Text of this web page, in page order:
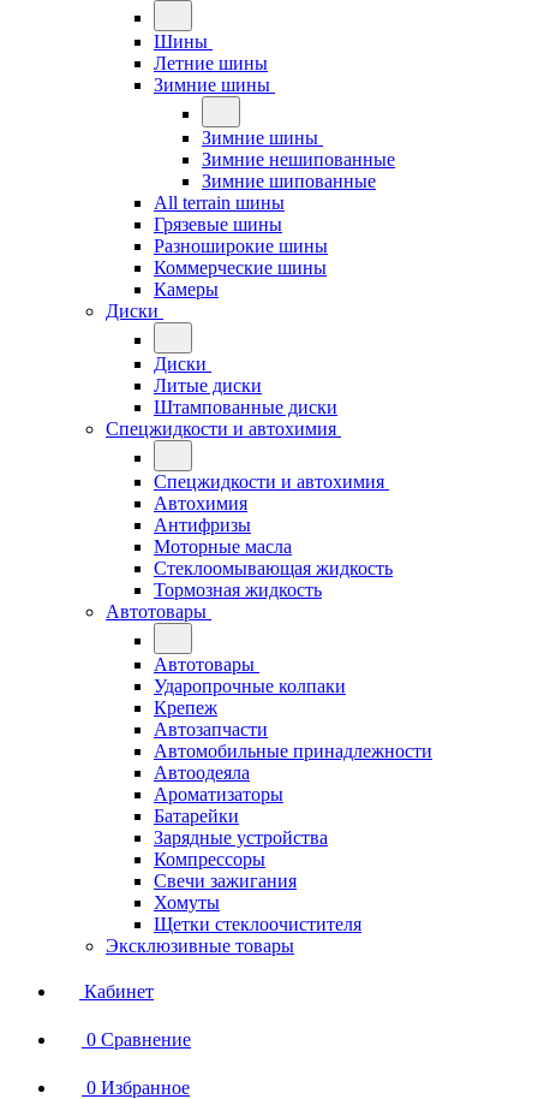
Шины
Летние шины
Зимние шины
Зимние шины
Зимние нешипованные
Зимние шипованные
All terrain шины
Грязевые шины
Разноширокие шины
Коммерческие шины
Камеры
Диски
Диски
Литые диски
Штампованные диски
Спецжидкости и автохимия
Спецжидкости и автохимия
Автохимия
Антифризы
Моторные масла
Стеклоомывающая жидкость
Тормозная жидкость
Автотовары
Автотовары
Ударопрочные колпаки
Крепеж
Автозапчасти
Автомобильные принадлежности
Автоодеяла
Ароматизаторы
Батарейки
Зарядные устройства
Компрессоры
Свечи зажигания
Хомуты
Щетки стеклоочистителя
Эксклюзивные товары
Кабинет
0 Сравнение
0 Избранное